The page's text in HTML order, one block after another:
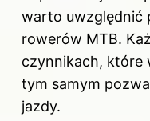
warto uwzględnić
rowerów MTB.
czynnikach, które
tym samym
jazdy.